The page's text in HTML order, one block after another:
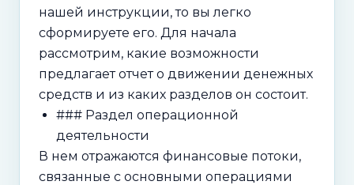
нашей инструкции, то вы легко
сформируете его. Для начала
рассмотрим, какие возможности
предлагает отчет о движении денежных
средств и из каких разделов он состоит.
### Раздел операционной
деятельности
В нем отражаются финансовые потоки,
связанные с основными операциями